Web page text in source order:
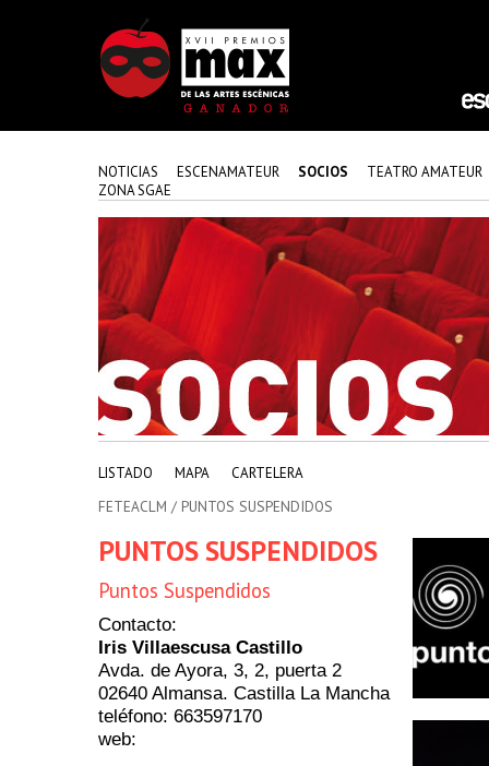
NOTICIAS ESCENAMATEUR SOCIOS
TEATRO AMATEUR
ZONA SGAE
LISTADO MAPA CARTELERA
FETEACLM / PUNTOS SUSPENDIDOS
PUNTOS SUSPENDIDOS
Puntos Suspendidos
Contacto:
Iris Villaescusa Castillo
Avda. de Ayora, 3, 2, puerta 2
02640 Almansa. Castilla La Mancha
teléfono: 663597170
web: